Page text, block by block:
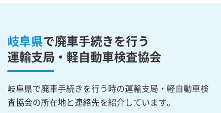
岐阜県で廃車手続きを行う
運輸支局・軽自動車検査協会
岐阜県で廃車手続きを行う時の運輸支局・軽自動車検
査協会の所在地と連絡先を紹介しています。